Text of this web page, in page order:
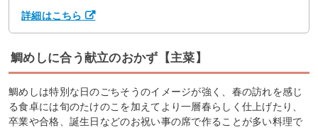
詳細はこちら
鯛めしに合う献立のおかず【主菜】
鯛めしは特別な日のごちそうのイメージが強く、春の訪れを感じ
る食卓には旬のたけのこを加えてより一層春らしく仕上げたり、
卒業や合格、誕生日などのお祝い事の席で作ることが多い料理で